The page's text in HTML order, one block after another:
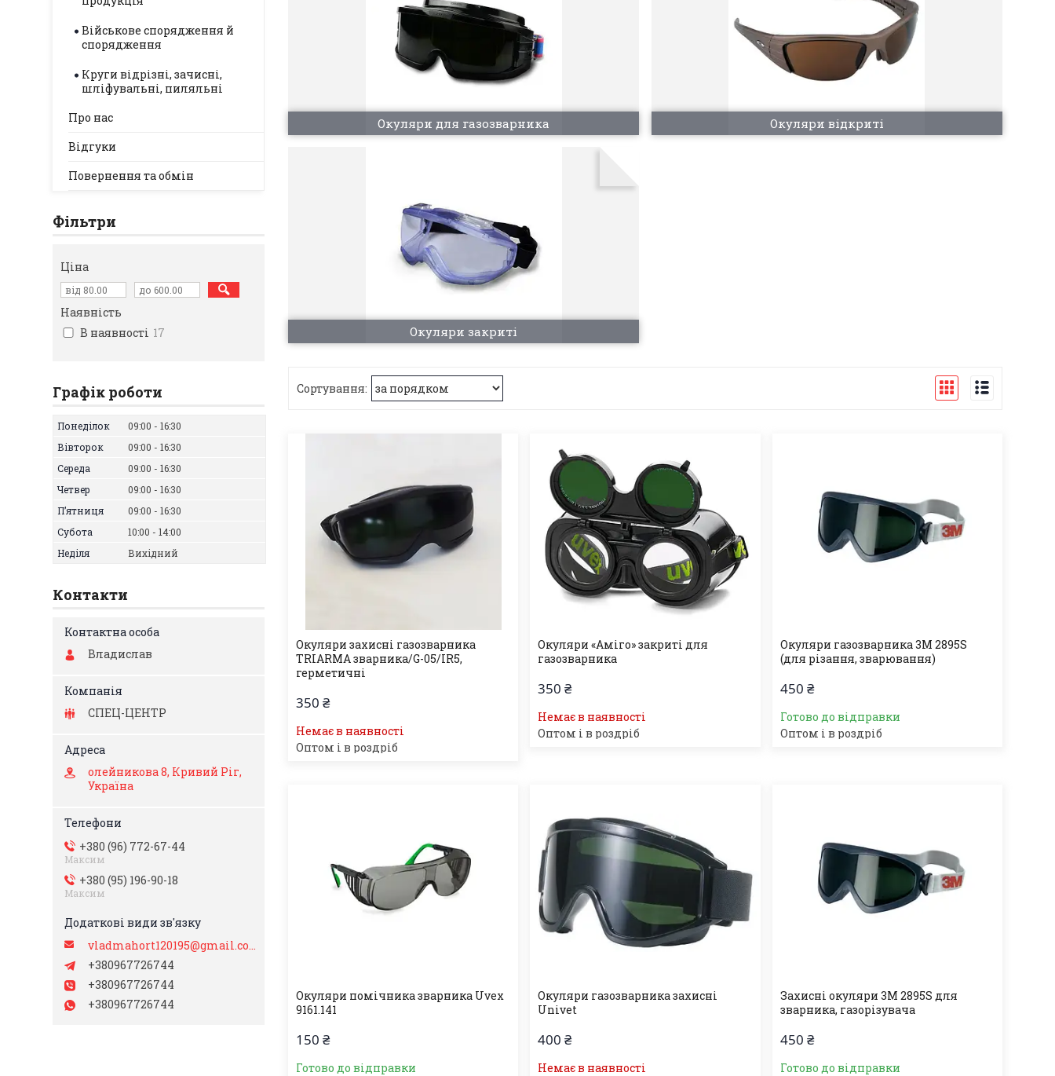
Окуляри для газозварника Окуляри відкриті
Окуляри закриті
Окуляри захисні газозварника
TRIARMA зварника/G-05/IR5,
герметичні
350 ₴
Немає в наявності
Оптом і в роздріб
Окуляри «Аміго» закриті для
газозварника
350 ₴
Немає в наявності
Оптом і в роздріб
Окуляри газозварника 3М 2895S
(для різання, зварювання)
450 ₴
Готово до відправки
Оптом і в роздріб
Окуляри помічника зварника Uvex
9161.141
150 ₴
Готово до відправки
Окуляри газозварника захисні
Univet
400 ₴
Немає в наявності
Захисні окуляри 3М 2895S для
зварника, газорізувача
450 ₴
Готово до відправки
Військове спорядження й
спорядження
Круги відрізні, зачисні,
шліфувальні, пиляльні
Про нас
Відгуки
Повернення та обмін
Фільтри
Ціна
Наявність
В наявності 17
Графік роботи
Понеділок 09:00
16:30
Вівторок
09:00
16:30
Середа
09:00
16:30
Четвер
09:00
16:30
Пʼятниця
09:00
16:30
Субота
10:00
14:00
Неділя
Вихідний
Контакти
Владислав
СПЕЦ-ЦЕНТР
олейникова 8, Кривий Ріг,
Україна
+380 (96) 772-67-44
Максим
+380 (95) 196-90-18
Максим
vladmahort120195@gmail.com
+380967726744
+380967726744
+380967726744